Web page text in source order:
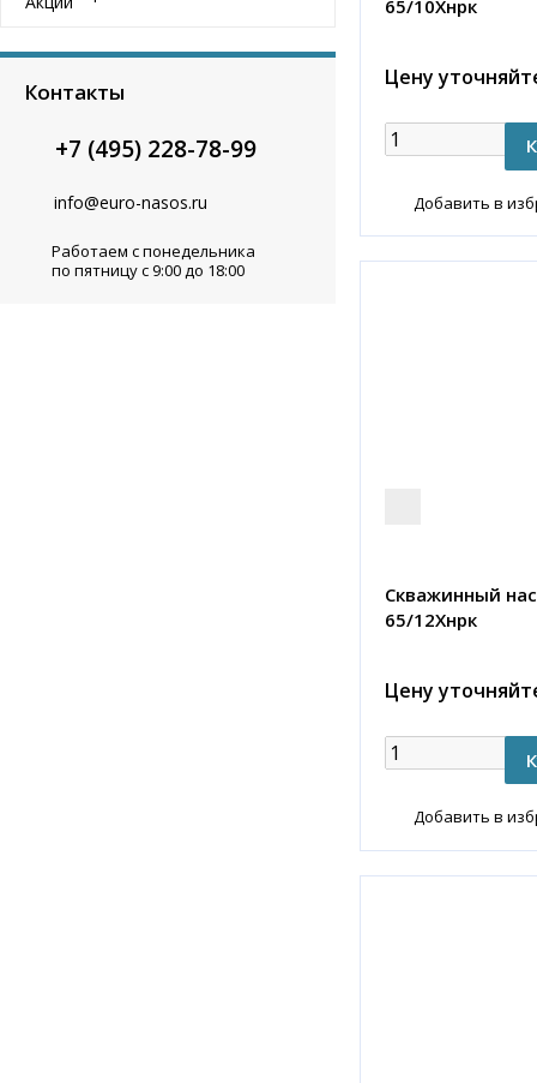
Контакты
+7 (495) 228-78-99
info@euro-nasos.ru
Работаем с понедельника
по пятницу с 9:00 до 18:00
65/10Хнрк
Цену
Добавить в
Скважинный
65/12Хнрк
Цену
Добавить в